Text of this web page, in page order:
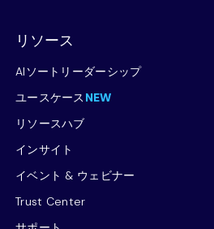
リソース
AIソートリーダーシップ
ユースケース NEW
リソースハブ
インサイト
イベント & ウェビナー
Trust Center